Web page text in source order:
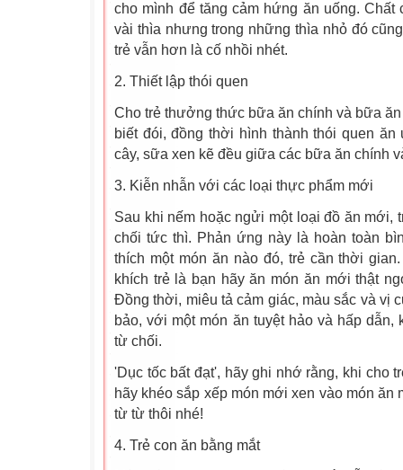
cho mình để tăng cảm hứng ăn uống.
vài thìa nhưng trong những thìa nhỏ đó
trẻ vẫn hơn là cố nhồi nhét.
2. Thiết lập thói quen
Cho trẻ thưởng thức bữa ăn chính và bữa
biết đói, đồng thời hình thành thói quen
cây, sữa xen kẽ đều giữa các bữa ăn chính
3. Kiễn nhẫn với các loại thực phẩm mới
Sau khi nếm hoặc ngửi một loại đồ ăn mới,
chối tức thì. Phản ứng này là hoàn toàn
thích một món ăn nào đó, trẻ cần thời
khích trẻ là bạn hãy ăn món ăn mới thật
Đồng thời, miêu tả cảm giác, màu sắc và vị
bảo, với một món ăn tuyệt hảo và hấp dẫn,
từ chối.
'Dục tốc bất đạt', hãy ghi nhớ rằng, khi cho
hãy khéo sắp xếp món mới xen vào món ăn
từ từ thôi nhé!
4. Trẻ con ăn bằng mắt